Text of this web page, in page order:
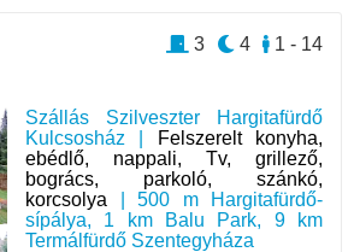
Szállás Szilveszter Hargitafürdő
Kulcsosház |
Felszerelt konyha,
ebédlő, nappali, Tv, grillező,
bogrács, parkoló, szánkó,
korcsolya | 500 m Hargitafürdő-
sípálya, 1 km Balu Park, 9 km
Termálfürdő Szentegyháza
1 - 14
4
3